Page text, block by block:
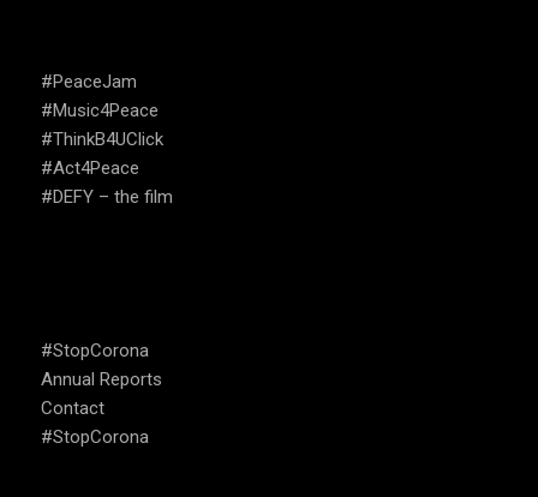
#PeaceJam
#Music4Peace
#ThinkB4UClick
#Act4Peace
#DEFY – the film
#StopCorona
Annual Reports
Contact
#StopCorona